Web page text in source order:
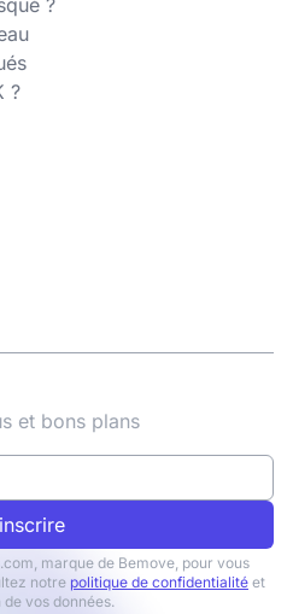
?
et bons plans
marque de Bemove, pour vous
notre politique de confidentialité et
vos données.